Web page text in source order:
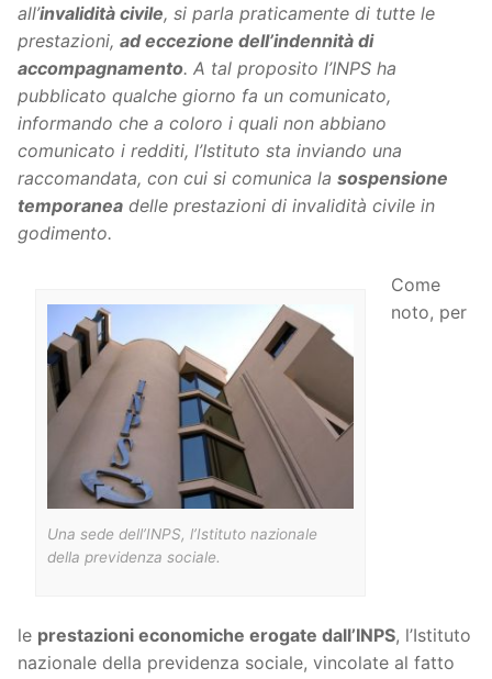
all’invalidità civile, si parla praticamente di tutte le
prestazioni, ad eccezione dell’indennità di
accompagnamento. A tal proposito l’INPS ha
pubblicato qualche giorno fa un comunicato,
informando che a coloro i quali non abbiano
comunicato i redditi, l’Istituto sta inviando una
raccomandata, con cui si comunica la sospensione
temporanea delle prestazioni di invalidità civile in
godimento.
Una sede dell’INPS, l’Istituto nazionale
della previdenza sociale.
Come
noto, per
le prestazioni economiche erogate dall’INPS, l’Istituto
nazionale della previdenza sociale, vincolate al fatto